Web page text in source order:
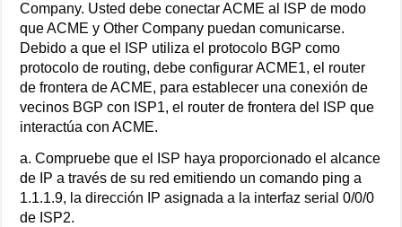
Company. Usted debe conectar ACME al ISP de modo
que ACME y Other Company puedan comunicarse.
Debido a que el ISP utiliza el protocolo BGP como
protocolo de routing, debe configurar ACME1, el router
de frontera de ACME, para establecer una conexión de
vecinos BGP con ISP1, el router de frontera del ISP que
interactúa con ACME.
a. Compruebe que el ISP haya proporcionado el alcance
de IP a través de su red emitiendo un comando ping a
1.1.1.9, la dirección IP asignada a la interfaz serial 0/0/0
de ISP2.